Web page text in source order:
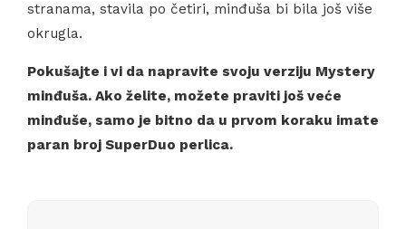
stranama, stavila po četiri, minđuša bi bila još više
okrugla.
Pokušajte i vi da napravite svoju verziju Mystery
minđuša. Ako želite, možete praviti još veće
minđuše, samo je bitno da u prvom koraku imate
paran broj SuperDuo perlica.